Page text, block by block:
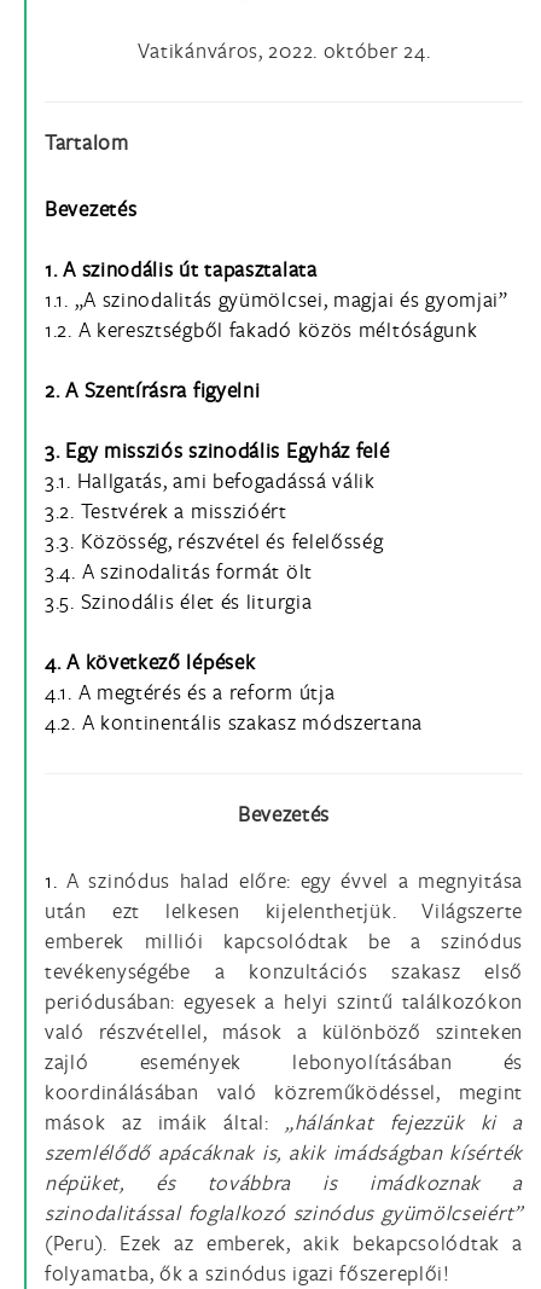
Vatikánváros, 2022. október 24.
Tartalom
Bevezetés
1. A szinodális út tapasztalata
1.1. „A szinodalitás gyümölcsei, magjai és gyomjai”
1.2. A keresztségből fakadó közös méltóságunk
2. A Szentírásra figyelni
3. Egy missziós szinodális Egyház felé
3.1. Hallgatás, ami befogadássá válik
3.2. Testvérek a misszióért
3.3. Közösség, részvétel és felelősség
3.4. A szinodalitás formát ölt
3.5. Szinodális élet és liturgia
4. A következő lépések
4.1. A megtérés és a reform útja
4.2. A kontinentális szakasz módszertana
Bevezetés
1. A szinódus halad előre: egy évvel a megnyitása
után ezt lelkesen kijelenthetjük. Világszerte
emberek milliói kapcsolódtak be a szinódus
tevékenységébe a konzultációs szakasz első
periódusában: egyesek a helyi szintű találkozókon
való részvétellel, mások a különböző szinteken
zajló események lebonyolításában és
koordinálásában való közreműködéssel, megint
mások az imáik által: „hálánkat fejezzük ki a
szemlélődő apácáknak is, akik imádságban kísérték
népüket, és továbbra is imádkoznak a
szinodalitással foglalkozó szinódus gyümölcseiért”
(Peru). Ezek az emberek, akik bekapcsolódtak a
folyamatba, ők a szinódus igazi főszereplői!